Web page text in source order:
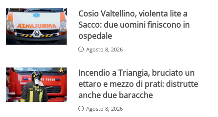
Cosio Valtellino, violenta lite a
Sacco: due uomini finiscono in
ospedale
Agosto 8, 2026
Incendio a Triangia, bruciato un
ettaro e mezzo di prati: distrutte
anche due baracche
Agosto 8, 2026